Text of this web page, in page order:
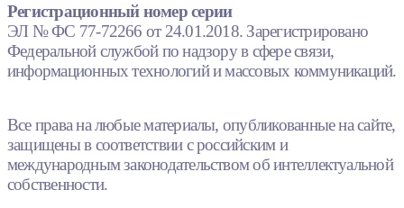
Регистрационный номер серии
ЭЛ № ФС 77-72266 от 24.01.2018. Зарегистрировано
Федеральной службой по надзору в сфере связи,
информационных технологий и массовых коммуникаций.
Все права на любые материалы, опубликованные на сайте,
защищены в соответствии с российским и
международным законодательством об интеллектуальной
собственности.